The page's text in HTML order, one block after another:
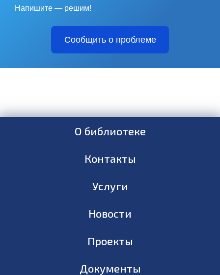
Напишите — решим!
Сообщить о проблеме
О библиотеке
Контакты
Услуги
Новости
Проекты
Документы